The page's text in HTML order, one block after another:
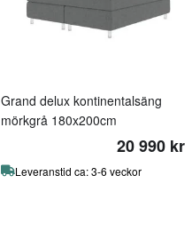
Grand delux kontinentalsäng
mörkgrå 180x200cm
20 990 kr
Leveranstid ca: 3-6 veckor